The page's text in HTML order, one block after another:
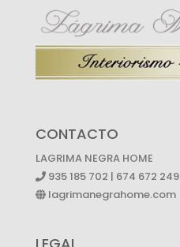
CONTACTO
LAGRIMA NEGRA HOME
935 185 702 | 674 672 249
lagrimanegrahome.com